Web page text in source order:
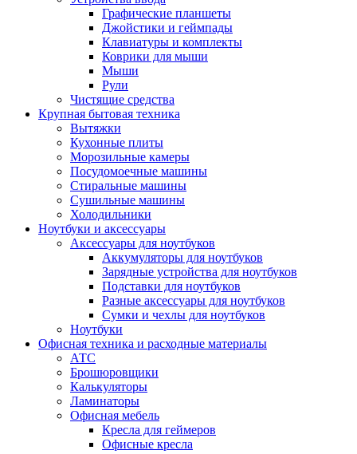
Графические планшеты
Джойстики и геймпады
Клавиатуры и комплекты
Коврики для мыши
Мыши
Рули
Чистящие средства
Крупная бытовая техника
Вытяжки
Кухонные плиты
Морозильные камеры
Посудомоечные машины
Стиральные машины
Сушильные машины
Холодильники
Ноутбуки и аксессуары
Аксессуары для ноутбуков
Аккумуляторы для ноутбуков
Зарядные устройства для ноутбуков
Подставки для ноутбуков
Разные аксессуары для ноутбуков
Сумки и чехлы для ноутбуков
Ноутбуки
Офисная техника и расходные материалы
АТС
Брошюровщики
Калькуляторы
Ламинаторы
Офисная мебель
Кресла для геймеров
Офисные кресла